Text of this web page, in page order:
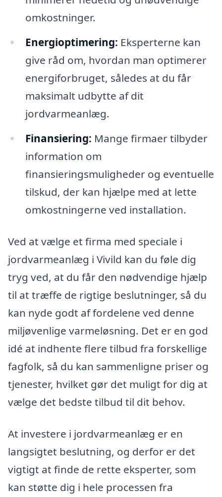
omkostninger.
Energioptimering: Eksperterne kan
give råd om, hvordan man optimerer
energiforbruget, således at du får
maksimalt udbytte af dit
jordvarmeanlæg.
Finansiering: Mange firmaer tilbyder
information om
finansieringsmuligheder og eventuelle
tilskud, der kan hjælpe med at lette
omkostningerne ved installation.
Ved at vælge et firma med speciale i
jordvarmeanlæg i Vivild kan du føle dig
tryg ved, at du får den nødvendige hjælp
til at træffe de rigtige beslutninger, så du
kan nyde godt af fordelene ved denne
miljøvenlige varmeløsning. Det er en god
idé at indhente flere tilbud fra forskellige
fagfolk, så du kan sammenligne priser og
tjenester, hvilket gør det muligt for dig at
vælge det bedste tilbud til dit behov.
At investere i jordvarmeanlæg er en
langsigtet beslutning, og derfor er det
vigtigt at finde de rette eksperter, som
kan støtte dig i hele processen fra